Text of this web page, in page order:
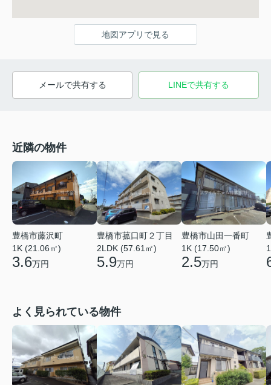
地図アプリで見る
メールで共有する LINEで共有する
近隣の物件
豊橋市藤沢町
1K (21.06㎡)
3.6万円
豊橋市菰口町２丁目
2LDK (57.61㎡)
5.9万円
豊橋市山田一番町
1K (17.50㎡)
2.5万円
よく見られている物件